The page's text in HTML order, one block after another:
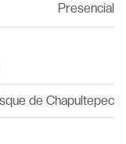
Presencial
de Chapultepec